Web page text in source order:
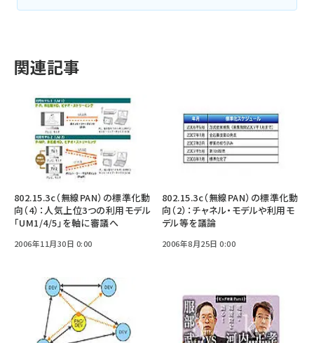
関連記事
802.15.3c（無線PAN）の標準化動
向（4）：人気上位3つの利用モデル
「UM1/4/5」を軸に審議へ
2006年11月30日 0:00
802.15.3c（無線PAN）の標準化動
向（2）：チャネル・モデルや利用モ
デル等を議論
2006年8月25日 0:00